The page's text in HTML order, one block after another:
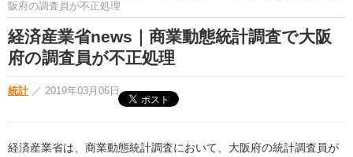
阪府の調査員が不正処理
経済産業省news｜商業動態統計調査で大阪
府の調査員が不正処理
統計 ／ 2019年03月06日
経済産業省は、商業動態統計調査において、大阪府の統計調査員が